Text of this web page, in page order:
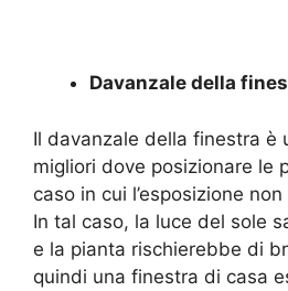
Davanzale della
Il davanzale della finestra è
migliori dove posizionare le
caso in cui l’esposizione
In tal caso, la luce del sole
e la pianta rischierebbe di
quindi una finestra di casa